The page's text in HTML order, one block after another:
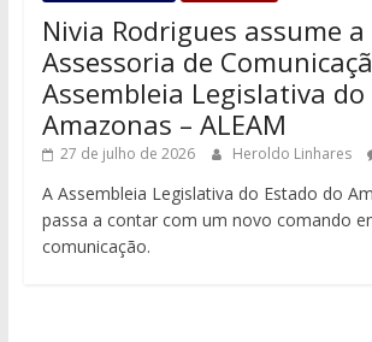
Nivia Rodrigues assume a
Assessoria de
Assembleia Legislativa do
Amazonas – ALEAM
27 de julho de 2026 Heroldo Linhares
A Assembleia Legislativa do Estado do
passa a contar com um novo comando
comunicação.